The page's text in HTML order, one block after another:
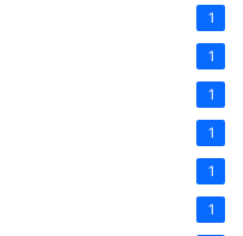
1
1
1
1
1
1